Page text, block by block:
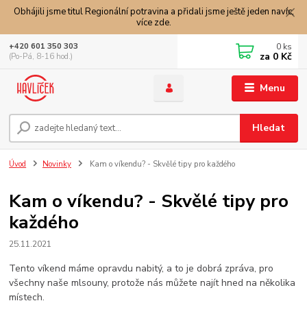
Obhájili jsme titul Regionální potravina a přidali jsme ještě jeden navíc,
více zde.
Menu
Hledat
+420 601 350 303
(Po-Pá, 8-16 hod.)
0 ks
za 0 Kč
Úvod Novinky Kam o víkendu? - Skvělé tipy pro každého
Kam o víkendu? - Skvělé tipy pro
každého
25.11.2021
Tento víkend máme opravdu nabitý, a to je dobrá zpráva, pro
všechny naše mlsouny, protože nás můžete najít hned na několika
místech.